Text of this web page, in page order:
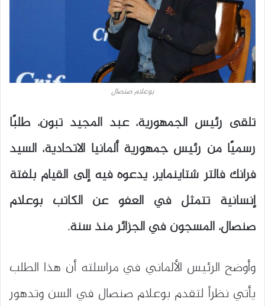
بوعلام صنصال
تلقى رئيس الجمهورية، عبد المجيد تبون، طلبًا
رسميًا من رئيس جمهورية ألمانيا الاتحادية، السيد
فرانك فالتر شتاينماير، يدعوه فيه إلى القيام بلفتة
إنسانية تتمثل في العفو عن الكاتب بوعلام
صنصال، المسجون في الجزائر منذ سنة.
وأوضح الرئيس الألماني في مراسلته أن هذا الطلب
يأتي نظراً لتقدم بوعلام صنصال في السن وتدهور